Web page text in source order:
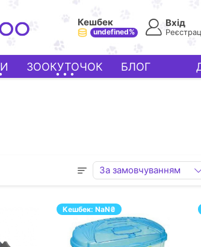
Кешбек
undefined%
Вхід
ЗООКУТОЧОК БЛОГ
За замовчуванням
Кешбек: NaN₴